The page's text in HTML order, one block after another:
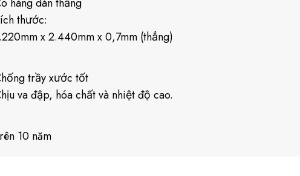
thước:
x 2.440mm x 0,7mm (thẳng)
trầy xước tốt
va đập, hóa chất và nhiệt độ cao.
10 năm